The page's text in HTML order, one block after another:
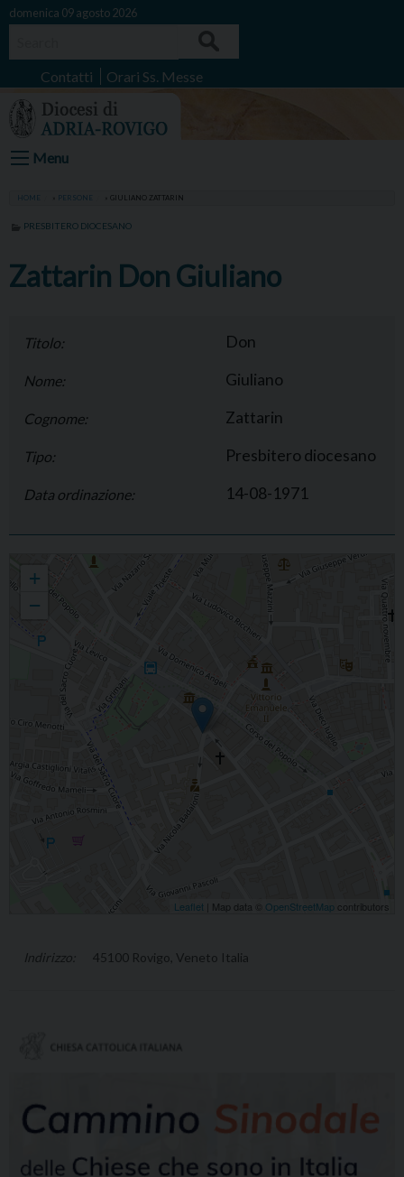
Skip
domenica 09 agosto 2026
Contatti Orari Ss. Messe
Menu
HOME PERSONE GIULIANO ZATTARIN
PRESBITERO DIOCESANO
Zattarin Don Giuliano
Titolo: Don
Nome: Giuliano
Cognome: Zattarin
Tipo: Presbitero diocesano
Data ordinazione: 14-08-1971
+
−
Leaflet | Map data © OpenStreetMap contributors
45100 Rovigo, Veneto Italia